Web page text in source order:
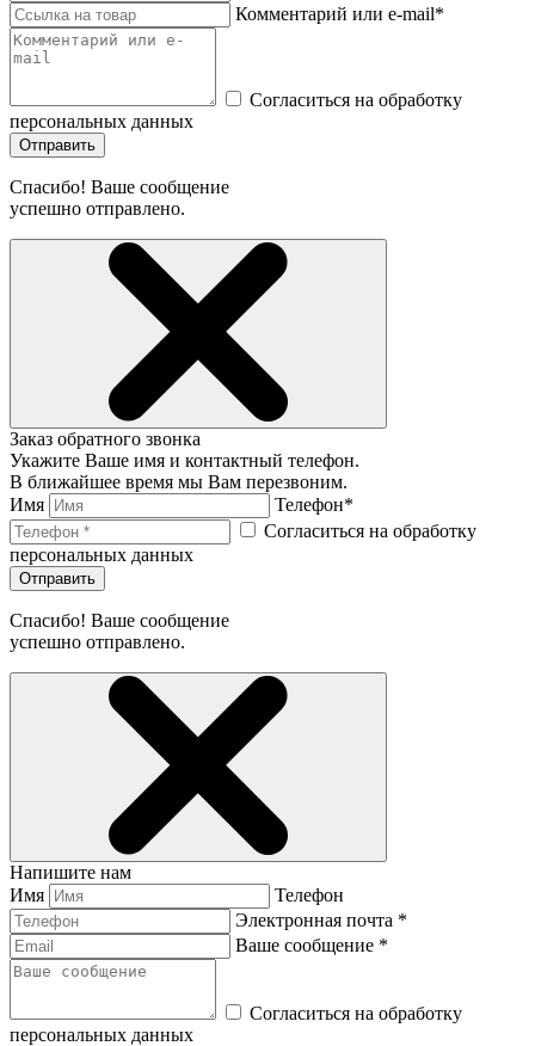
Комментарий или e-mail*
Согласиться на обработку
персональных данных
Отправить
Спасибо! Ваше сообщение
успешно отправлено.
Заказ обратного звонка
Укажите Ваше имя и контактный телефон.
В ближайшее время мы Вам перезвоним.
Имя
Телефон*
Согласиться на обработку
персональных данных
Отправить
Спасибо! Ваше сообщение
успешно отправлено.
Напишите нам
Имя
Телефон
Электронная почта *
Ваше сообщение *
Согласиться на обработку
персональных данных